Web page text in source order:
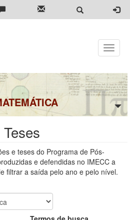
Toggle
e teses do Programa de Pós-
e defendidas no IMECC a
filtrar a saída pelo ano e pelo nível.